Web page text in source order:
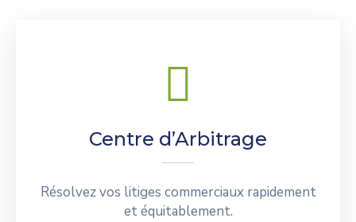
Centre d’Arbitrage
Résolvez vos litiges commerciaux rapidement
et équitablement.